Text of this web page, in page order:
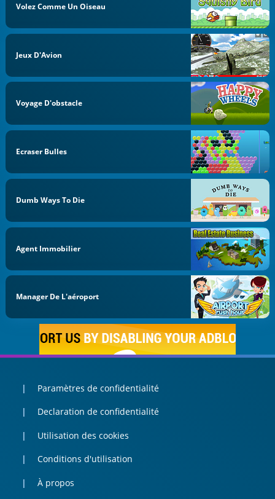
Volez Comme Un Oiseau
Jeux D'Avion
Voyage D'obstacle
Ecraser Bulles
Dumb Ways To Die
Agent Immobilier
Manager De L'aéroport
Paramètres de confidentialité
Declaration de confidentialité
Utilisation des cookies
Conditions d'utilisation
À propos